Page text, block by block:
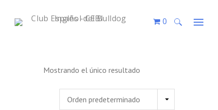
0
Mostrando el único resultado